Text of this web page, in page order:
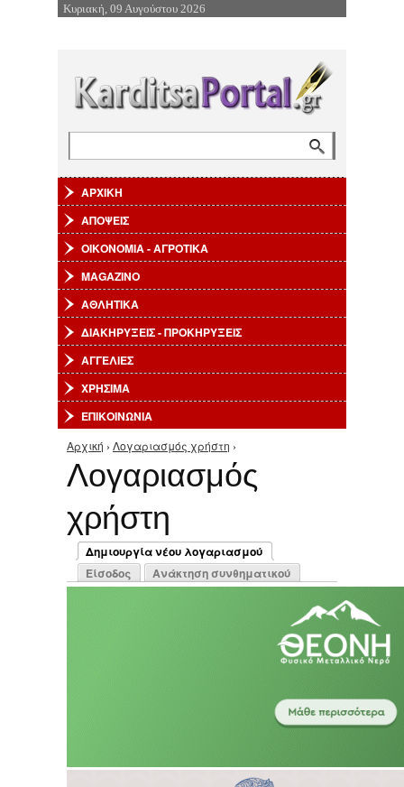
Επιστροφή στην Πλοήγηση
Κυριακή, 09 Αυγούστου 2026
ΑΡΧΙΚΗ
ΑΠΟΨΕΙΣ
ΟΙΚΟΝΟΜΙΑ - ΑΓΡΟΤΙΚΑ
MAGAZINO
ΑΘΛΗΤΙΚΑ
ΔΙΑΚΗΡΥΞΕΙΣ - ΠΡΟΚΗΡΥΞΕΙΣ
ΑΓΓΕΛΙΕΣ
ΧΡΗΣΙΜΑ
ΕΠΙΚΟΙΝΩΝΙΑ
Είστε εδώ
Αρχική › Λογαριασμός χρήστη ›
Λογαριασμός
χρήστη
Πρωτεύουσες καρτέλες
Δημιουργία νέου λογαριασμού
(ενεργή καρτέλα)
Είσοδος Ανάκτηση συνθηματικού